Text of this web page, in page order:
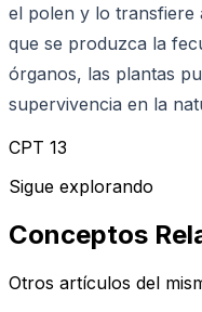
el polen y lo transfiere
que se produzca la
órganos, las plantas
supervivencia en la
CPT 13
Sigue explorando
Conceptos
Otros artículos del